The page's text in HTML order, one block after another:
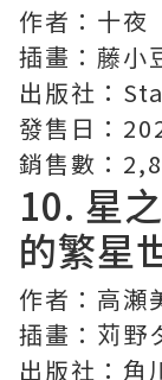
作者：十夜
插畫：藤小
出版社：
發售日：
銷售數：
10. 星
的繁星
作者：高瀬
插畫：苅野
出版社：角